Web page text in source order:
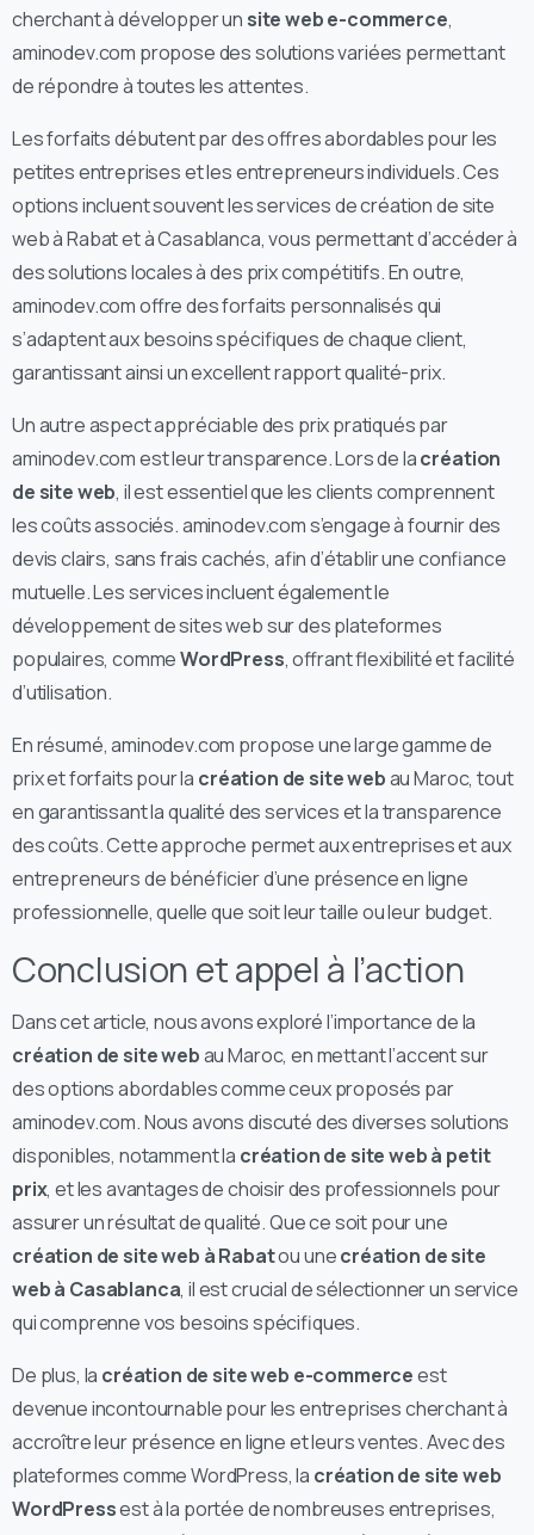
cherchant à développer un site web e-commerce,
aminodev.com propose des solutions variées permettant
de répondre à toutes les attentes.
Les forfaits débutent par des offres abordables pour les
petites entreprises et les entrepreneurs individuels. Ces
options incluent souvent les services de création de site
web à Rabat et à Casablanca, vous permettant d’accéder à
des solutions locales à des prix compétitifs. En outre,
aminodev.com offre des forfaits personnalisés qui
s’adaptent aux besoins spécifiques de chaque client,
garantissant ainsi un excellent rapport qualité-prix.
Un autre aspect appréciable des prix pratiqués par
aminodev.com est leur transparence. Lors de lacréation
de site web, il est essentiel que les clients comprennent
les coûts associés. aminodev.com s’engage à fournir des
devis clairs, sans frais cachés, afin d’établir une confiance
mutuelle. Les services incluent également le
développement de sites web sur des plateformes
populaires, commeWordPress, offrant flexibilité et facilité
d’utilisation.
En résumé, aminodev.com propose une large gamme de
prix et forfaits pour la création de site webau Maroc, tout
en garantissant la qualité des services et la transparence
des coûts. Cette approche permet aux entreprises et aux
entrepreneurs de bénéficier d’une présence en ligne
professionnelle, quelle que soit leur taille ou leur budget.
Conclusion et appel à l’action
Dans cet article, nous avons exploré l’importance de la
création de site webau Maroc, en mettant l’accent sur
des options abordables comme ceux proposés par
aminodev.com. Nous avons discuté des diverses solutions
disponibles, notamment la création de site web à petit
prix, et les avantages de choisir des professionnels pour
assurer un résultat de qualité. Que ce soit pour une
création de site web à Rabatou unecréation de site
web à Casablanca, il est crucial de sélectionner un service
qui comprenne vos besoins spécifiques.
De plus, la création de site web e-commerceest
devenue incontournable pour les entreprises cherchant à
accroître leur présence en ligne et leurs ventes. Avec des
plateformes comme WordPress, la création de site web
WordPressest à la portée de nombreuses entreprises,